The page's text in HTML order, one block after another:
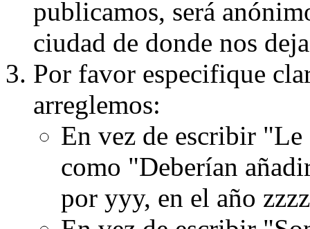
publicamos, será
ciudad de donde nos
Por favor especifique
arreglemos:
En vez de escribir
como "Deberían
por yyy, en el año